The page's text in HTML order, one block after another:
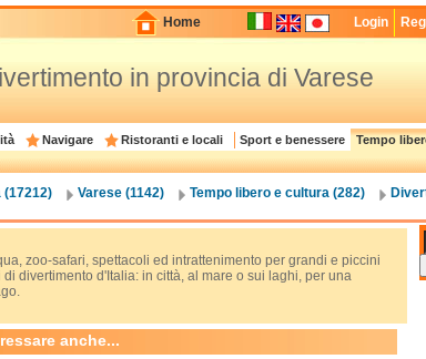
Home Login
in provincia di Varese
Navigare Ristoranti e locali Sport e benessere Tempo
(17212) Varese (1142) Tempo libero e cultura (282)
zoo-safari, spettacoli ed intrattenimento per grandi e piccini
divertimento d'Italia: in città, al mare o sui laghi, per una
anche...